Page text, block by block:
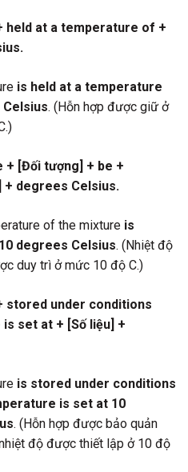
held at a temperature of +
is held at a temperature
. (Hỗn hợp được giữ ở
[Đối tượng] + be +
+ degrees Celsius.
of the mixture is
degrees Celsius. (Nhiệt độ
duy trì ở mức 10 độ C.)
stored under conditions
set at + [Số liệu] +
is stored under conditions
is set at 10
. (Hỗn hợp được bảo quản
độ được thiết lập ở 10 độ